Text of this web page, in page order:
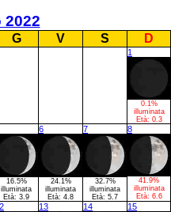
2022
G V S D
1
0.1%
illuminata
Età: 0.3
16.5%
illuminata
Età: 3.9
6
24.1%
illuminata
Età: 4.8
7
32.7%
illuminata
Età: 5.7
8
41.9%
illuminata
Età: 6.6
13 14 15